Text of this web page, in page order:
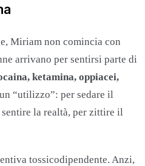
Miriam non comincia con
arrivano per sentirsi parte di
ketamina, oppiacei,
“utilizzo”: per sedare il
la realtà, per zittire il
tossicodipendente. Anzi,